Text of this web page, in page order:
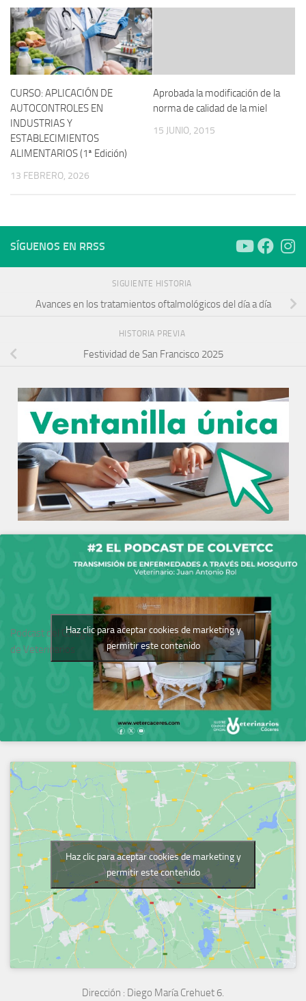
CURSO: APLICACIÓN DE
AUTOCONTROLES EN
INDUSTRIAS Y
ESTABLECIMIENTOS
ALIMENTARIOS (1ª Edición)
13 FEBRERO, 2026
Aprobada la modificación de la
norma de calidad de la miel
15 JUNIO, 2015
SÍGUENOS EN RRSS
SIGUIENTE HISTORIA
Avances en los tratamientos oftalmológicos del día a día
HISTORIA PREVIA
Festividad de San Francisco 2025
Podcast del Colegio
de Veterinarios
Haz clic para aceptar cookies de marketing y
permitir este contenido
Haz clic para aceptar cookies de marketing y
permitir este contenido
Dirección : Diego María Crehuet 6.